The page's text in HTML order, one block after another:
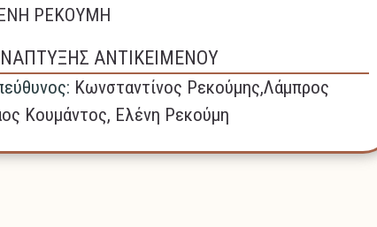
ΡΕΚΟΥΜΗ
ΑΝΤΙΚΕΙΜΕΝΟΥ
Κωνσταντίνος Ρεκούμης,Λάμπρος
Κουμάντος, Ελένη Ρεκούμη